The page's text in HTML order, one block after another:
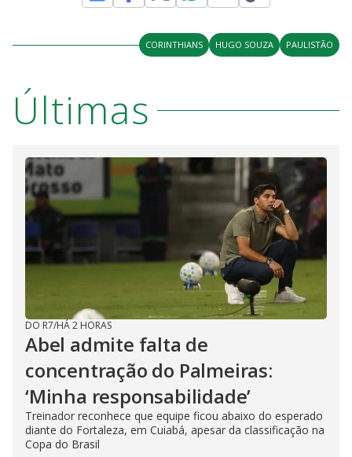
CORINTHIANS HUGO SOUZA PAULISTÃO
Últimas
DO R7/HÁ 2 HORAS
Abel admite falta de
concentração do Palmeiras:
‘Minha responsabilidade’
Treinador reconhece que equipe ficou abaixo do esperado
diante do Fortaleza, em Cuiabá, apesar da classificação na
Copa do Brasil